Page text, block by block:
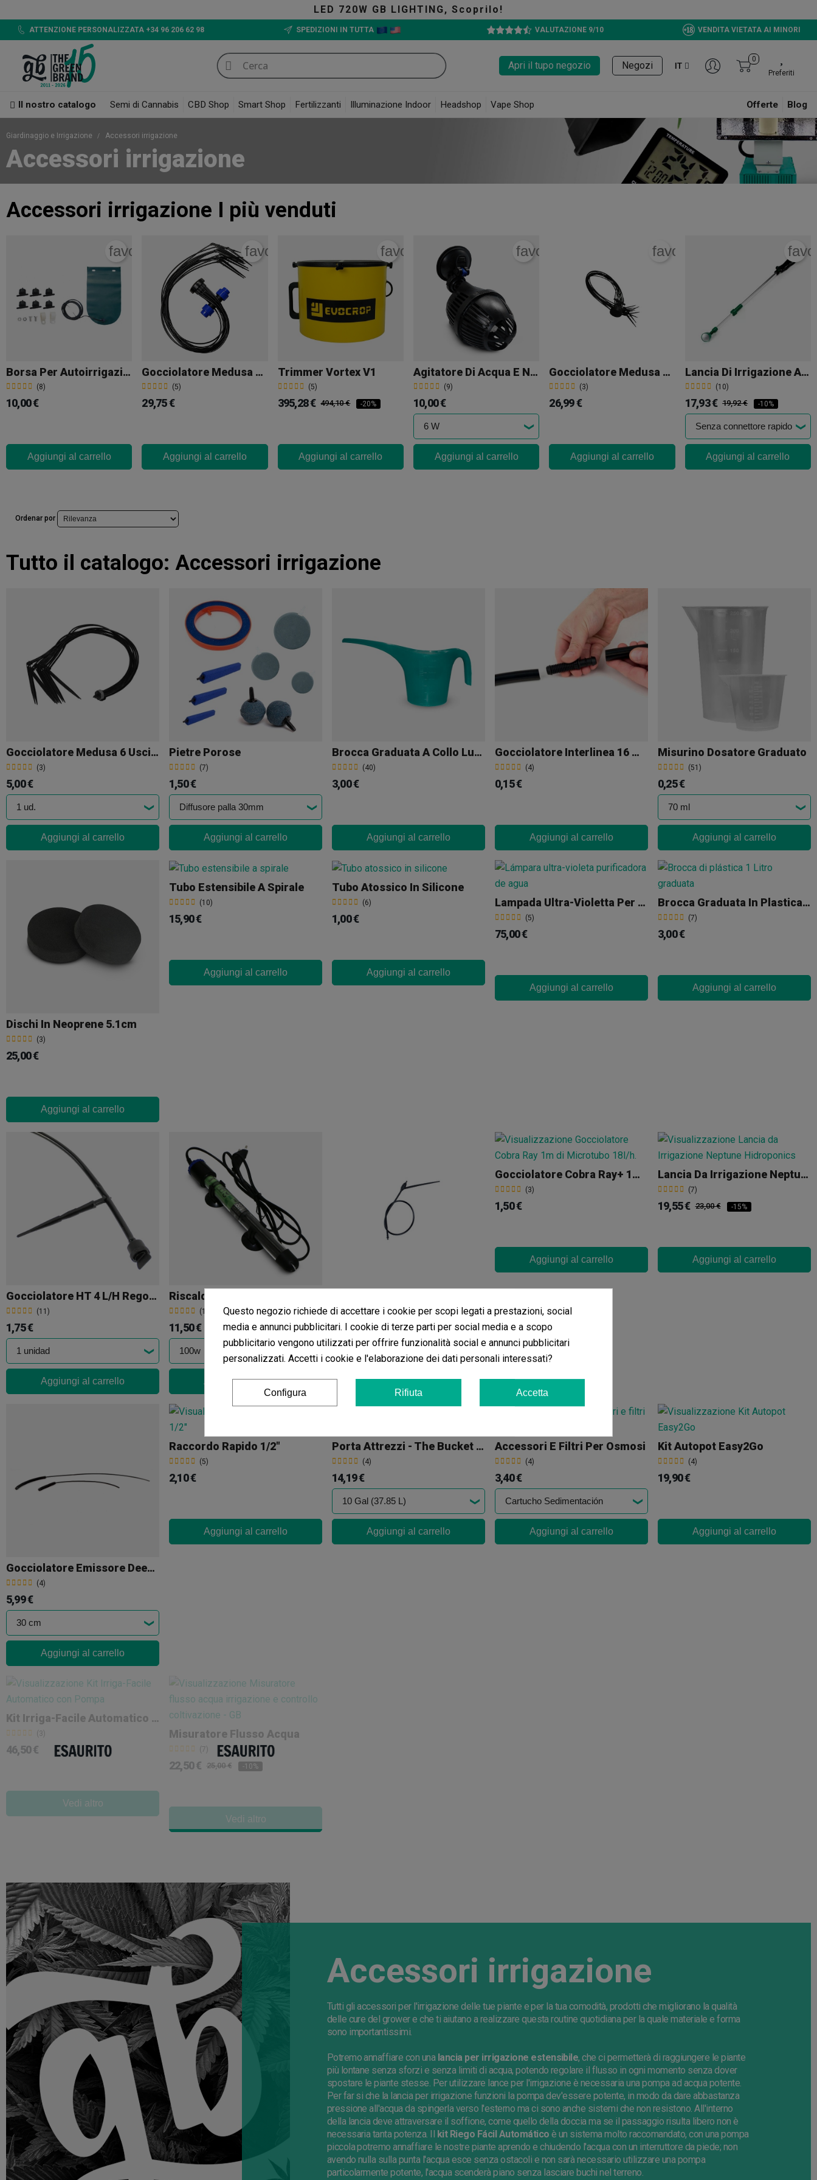
LED 720W GB LIGHTING, Scoprilo!
ATTENZIONE PERSONALIZZATA +34 96 206 62 98 SPEDIZIONI IN TUTTA VALUTAZIONE 9/10 VENDITA VIETATA AI MINORI
Apri il tupo negozio Negozi IT
0
Preferiti
Il nostro catalogo Semi di Cannabis CBD Shop Smart Shop Fertilizzanti Illuminazione Indoor Headshop Vape Shop Offerte Blog
Giardinaggio e Irrigazione Accessori irrigazione
Accessori irrigazione
Accessori irrigazione I più venduti
Borsa Per Autoirrigazione 10L
(8)
favorite_border
10,00 €
Aggiungi al carrello
Gocciolatore Medusa A 12 Uscite 25mm
(5)
favorite_border
29,75 €
Aggiungi al carrello
Trimmer Vortex V1
(5)
favorite_border
395,28 € 494,10 € -20%
Aggiungi al carrello
Agitatore Di Acqua E Nutrienti
(9)
favorite_border
10,00 €
Aggiungi al carrello
Gocciolatore Medusa A 12 Uscite 16mm
(3)
favorite_border
26,99 €
Aggiungi al carrello
Lancia Di Irrigazione Allungabile
(10)
17,93 € 19,92 € -10%
Aggiungi al carrello
Ordenar por
Tutto il catalogo: Accessori irrigazione
Gocciolatore Medusa 6 Uscite
(3)
5,00 €
Aggiungi al carrello
Pietre Porose
(7)
1,50 €
Aggiungi al carrello
Brocca Graduata A Collo Lungo Da 1.750 Ml
(40)
3,00 €
Aggiungi al carrello
Gocciolatore Interlinea 16 Mm
(4)
0,15 €
Aggiungi al carrello
Misurino Dosatore Graduato
(51)
0,25 €
Aggiungi al carrello
Dischi In Neoprene 5.1cm
(3)
25,00 €
Aggiungi al carrello
Tubo Estensibile A Spirale
(10)
15,90 €
Aggiungi al carrello
Tubo Atossico In Silicone
(6)
1,00 €
Aggiungi al carrello
Lampada Ultra-Violetta Per Purificare L’Acqua
(5)
75,00 €
Aggiungi al carrello
Brocca Graduata In Plastica Da 1 L
(7)
3,00 €
Aggiungi al carrello
Gocciolatore HT 4 L/H Regolabile
(11)
1,75 €
Aggiungi al carrello
Riscaldatore Acqua
(11)
11,50 €
Aggiungi al carrello
(5)
1,10 €
Aggiungi al carrello
Gocciolatore Cobra Ray+ 1m De Microtubo
(3)
1,50 €
Aggiungi al carrello
Lancia Da Irrigazione Neptune Hidroponics
(7)
19,55 € 23,00 € -15%
Aggiungi al carrello
Gocciolatore Emissore DeepRoot
(4)
5,99 €
Aggiungi al carrello
Raccordo Rapido 1/2"
(5)
2,10 €
Aggiungi al carrello
Porta Attrezzi - The Bucket Company
(4)
14,19 €
Aggiungi al carrello
Accessori E Filtri Per Osmosi
(4)
3,40 €
Aggiungi al carrello
Kit Autopot Easy2Go
(4)
19,90 €
Aggiungi al carrello
Kit Irriga-Facile Automatico Con Pompa
(3)
46,50 €
Vedi altro
Misuratore Flusso Acqua
(7)
22,50 € 25,00 € -10%
Vedi altro
Accessori irrigazione
Tutti gli accessori per l'irrigazione delle tue piante e per la tua comodità, prodotti che migliorano la qualità
delle cure del grower e che ti aiutano a realizzare questa routine quotidiana per la quale materiale e forma
sono importantissimi.
Potremo annaffiare con una lancia per irrigazione estensibile, che ci permetterà di raggiungere le piante
più lontane senza sforzi e senza limiti di acqua, potendo regolare il flusso in ogni momento senza dover
spostare le piante stesse. Per utilizzare lance per l'irrigazione è necessaria una pompa ad acqua potente.
Per far si che la lancia per irrigazione funzioni la pompa dev'essere potente, in modo da dare abbastanza
pressione all'acqua da spingerla verso l'esterno ma ci sono anche sistemi che non resistono. All'interno
della lancia deve attraversare il soffione, come quello della doccia ma se il passaggio risulta libero non è
necessaria tanta potenza. Il
kit Riego Fácil Automático è un sistema molto raccomandato, con una pompa
piccola potremo annaffiare le nostre piante aprendo e chiudendo l'acqua con un interruttore da piede; non
avendo nulla sulla punta l'acqua esce senza ostacoli e non sarà necessario utilizzare una pompa
particolarmente potente, l'acqua scenderà piano senza lasciare buchi nel terreno.
Questo negozio richiede di accettare i cookie per scopi legati a prestazioni, social
media e annunci pubblicitari. I cookie di terze parti per social media e a scopo
pubblicitario vengono utilizzati per offrire funzionalità social e annunci pubblicitari
personalizzati. Accetti i cookie e l'elaborazione dei dati personali interessati?
Configura Rifiuta Accetta